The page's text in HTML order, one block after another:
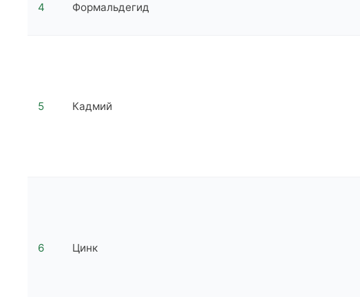
4 Формальдегид
5 Кадмий
6 Цинк